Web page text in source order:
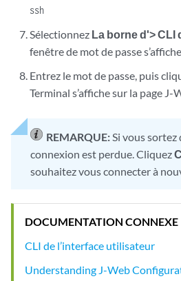
ssh
Sélectionnez La borne d'> CLI
fenêtre de mot de passe
Entrez le mot de passe, puis
Terminal s’affiche sur la page J-
REMARQUE:Si vous sortez
connexion est perdue. Cliquez
souhaitez vous connecter à
DOCUMENTATION CONNEXE
CLI de l’interface utilisateur
Understanding J-Web